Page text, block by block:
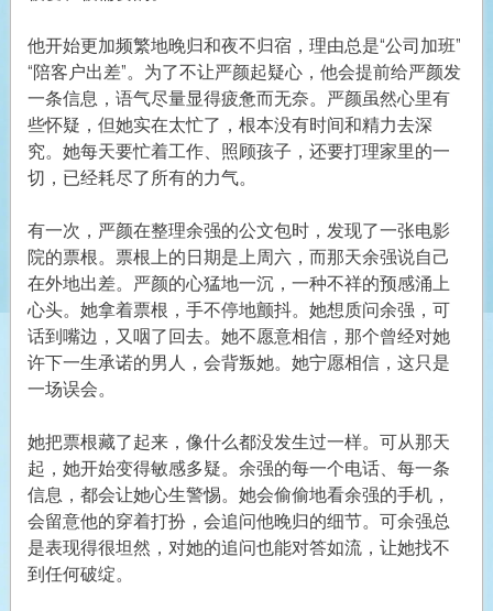
他开始更加频繁地晚归和夜不归宿，理由总是“公司加班”
“陪客户出差”。为了不让严颜起疑心，他会提前给严颜发
一条信息，语气尽量显得疲惫而无奈。严颜虽然心里有
些怀疑，但她实在太忙了，根本没有时间和精力去深
究。她每天要忙着工作、照顾孩子，还要打理家里的一
切，已经耗尽了所有的力气。
有一次，严颜在整理余强的公文包时，发现了一张电影
院的票根。票根上的日期是上周六，而那天余强说自己
在外地出差。严颜的心猛地一沉，一种不祥的预感涌上
心头。她拿着票根，手不停地颤抖。她想质问余强，可
话到嘴边，又咽了回去。她不愿意相信，那个曾经对她
许下一生承诺的男人，会背叛她。她宁愿相信，这只是
一场误会。
她把票根藏了起来，像什么都没发生过一样。可从那天
起，她开始变得敏感多疑。余强的每一个电话、每一条
信息，都会让她心生警惕。她会偷偷地看余强的手机，
会留意他的穿着打扮，会追问他晚归的细节。可余强总
是表现得很坦然，对她的追问也能对答如流，让她找不
到任何破绽。